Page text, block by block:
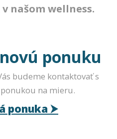
našom wellness.
ponuku
budeme kontaktovať s
na mieru.
ponuka ⮞